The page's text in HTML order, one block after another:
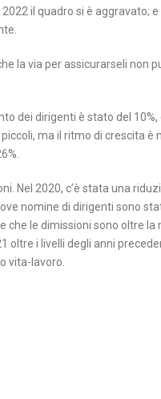
il quadro si è aggravato; e
la via per assicurarseli non
dei dirigenti è stato del
ma il ritmo di crescita è
Nel 2020, c’è stata una
nomine di dirigenti sono
le dimissioni sono oltre la
oltre i livelli degli anni
vita-lavoro.